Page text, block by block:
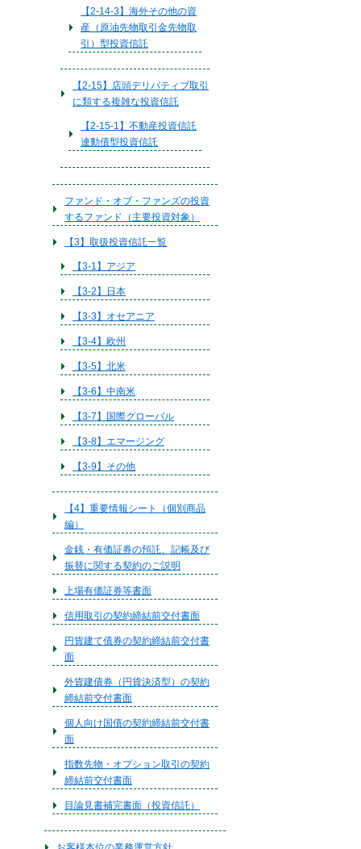
【2-14-3】海外その他の資
産（原油先物取引金先物取
引）型投資信託
【2-15】店頭デリバティブ取引
に類する複雑な投資信託
【2-15-1】不動産投資信託
連動債型投資信託
ファンド・オブ・ファンズの投資
するファンド（主要投資対象）
【3】取扱投資信託一覧
【3-1】アジア
【3-2】日本
【3-3】オセアニア
【3-4】欧州
【3-5】北米
【3-6】中南米
【3-7】国際グローバル
【3-8】エマージング
【3-9】その他
【4】重要情報シート（個別商品
編）
金銭・有価証券の預託、記帳及び
振替に関する契約のご説明
上場有価証券等書面
信用取引の契約締結前交付書面
円貨建て債券の契約締結前交付書
面
外貨建債券（円貨決済型）の契約
締結前交付書面
個人向け国債の契約締結前交付書
面
指数先物・オプション取引の契約
締結前交付書面
目論見書補完書面（投資信託）